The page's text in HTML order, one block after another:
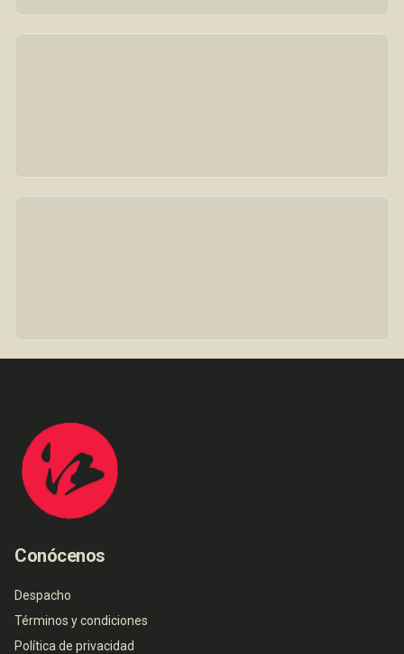
Conócenos
Despacho
Términos y condiciones
Política de privacidad